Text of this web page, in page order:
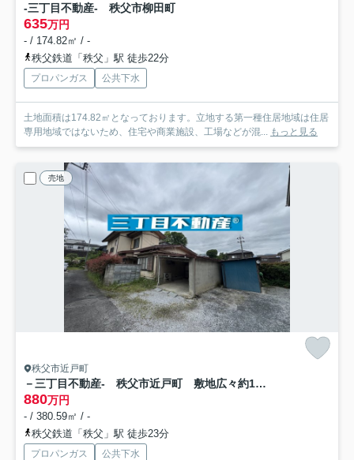
‐三丁目不動産‐ 秩父市柳田町
635万円
- / 174.82㎡ / -
秩父鉄道「秩父」駅 徒歩22分
プロパンガス 公共下水
土地面積は174.82㎡となっております。立地する第一種住居地域は住居
専用地域ではないため、住宅や商業施設、工場などが混...
もっと見る
売地
秩父市近戸町
－三丁目不動産- 秩父市近戸町 敷地広々約114坪
880万円
- / 380.59㎡ / -
秩父鉄道「秩父」駅 徒歩23分
プロパンガス 公共下水